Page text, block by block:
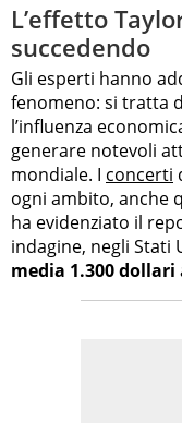
L’effetto
succedendo
Gli esperti hanno
fenomeno: si tratta
l’influenza
generare notevoli
mondiale. I concerti
ogni ambito, anche
ha evidenziato il
indagine, negli Stati
media 1.300 dollari